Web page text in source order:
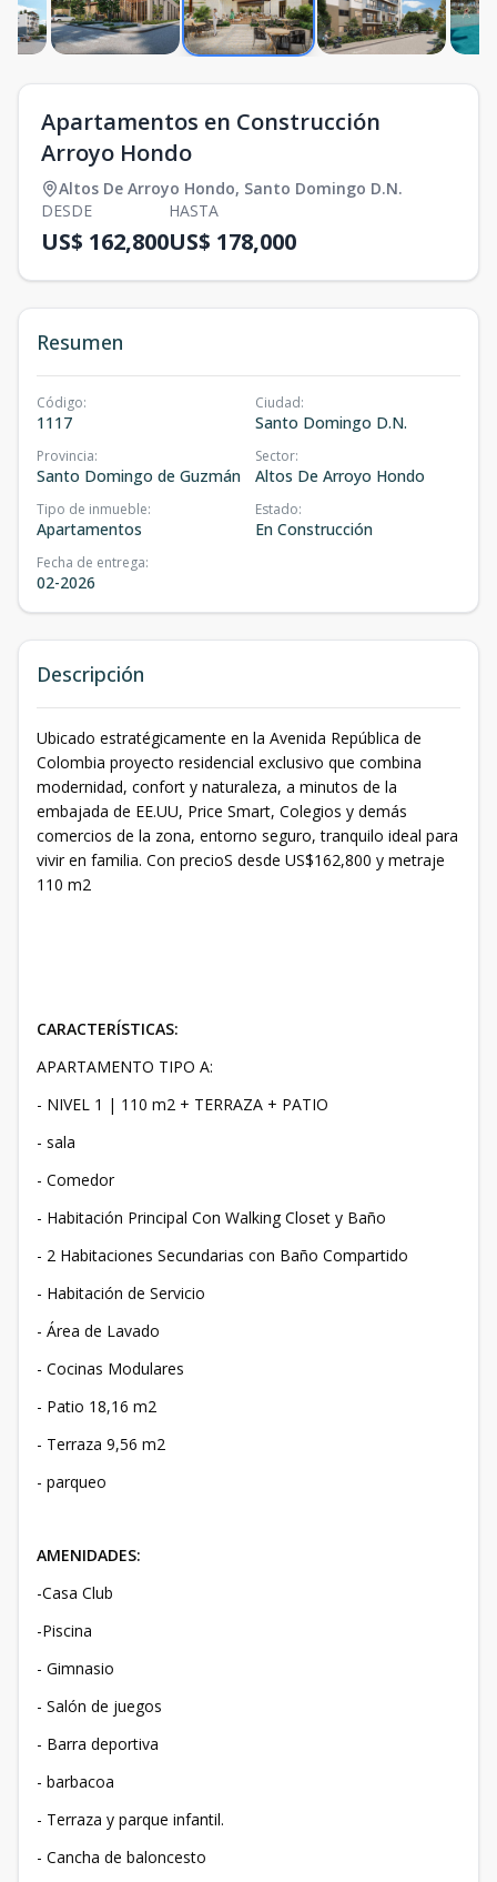
Apartamentos en Construcción
Arroyo Hondo
Altos De Arroyo Hondo, Santo Domingo D.N.
DESDE
US$ 162,800
HASTA
US$ 178,000
Resumen
Código:
1117
Ciudad:
Santo Domingo D.N.
Provincia:
Santo Domingo de Guzmán
Sector:
Altos De Arroyo Hondo
Tipo de inmueble:
Apartamentos
Estado:
En Construcción
Fecha de entrega:
02-2026
Descripción
Ubicado estratégicamente en la Avenida República de
Colombia proyecto residencial exclusivo que combina
modernidad, confort y naturaleza, a minutos de la
embajada de EE.UU, Price Smart, Colegios y demás
comercios de la zona, entorno seguro, tranquilo ideal para
vivir en familia. Con precioS desde US$162,800 y metraje
110 m2
CARACTERÍSTICAS:
APARTAMENTO TIPO A:
- NIVEL 1 | 110 m2 + TERRAZA + PATIO
- sala
- Comedor
- Habitación Principal Con Walking Closet y Baño
- 2 Habitaciones Secundarias con Baño Compartido
- Habitación de Servicio
- Área de Lavado
- Cocinas Modulares
- Patio 18,16 m2
- Terraza 9,56 m2
- parqueo
AMENIDADES:
-Casa Club
-Piscina
- Gimnasio
- Salón de juegos
- Barra deportiva
- barbacoa
- Terraza y parque infantil.
- Cancha de baloncesto